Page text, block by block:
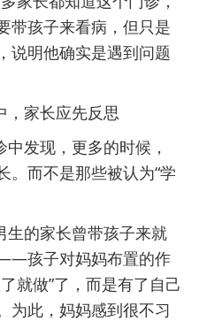
带孩子来看病，但只是
说明他确实是遇到问题
，家长应先反思
发现，更多的时候，
。而不是那些被认为“学
的家长曾带孩子来就
孩子对妈妈布置的作
就做”了，而是有了自己
为此，妈妈感到很不习